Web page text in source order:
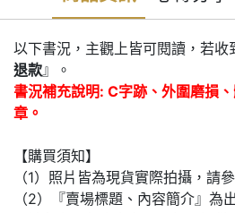
以下書況，主觀上皆可閱讀，若收
退款』。
書況補充說明: C字跡、外圍磨損
章。
【購買須知】
（1）照片皆為現貨實際拍攝，請
（2）『賣場標題、內容簡介』為